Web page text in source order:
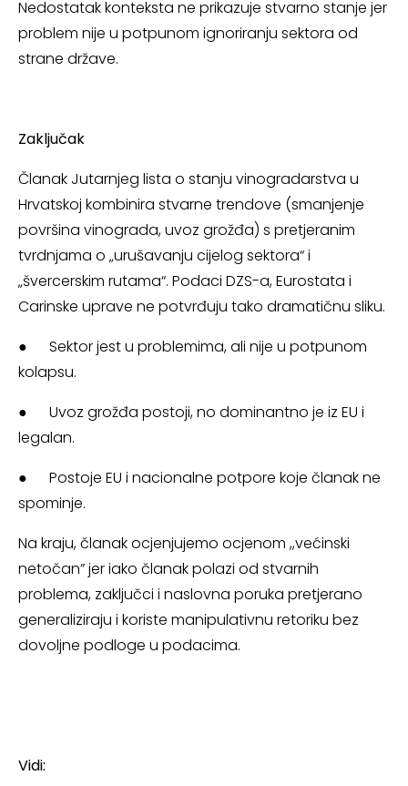
Nedostatak konteksta ne prikazuje stvarno stanje jer
problem nije u potpunom ignoriranju sektora od
strane države.
Zaključak
Članak Jutarnjeg lista o stanju vinogradarstva u
Hrvatskoj kombinira stvarne trendove (smanjenje
površina vinograda, uvoz grožđa) s pretjeranim
tvrdnjama o „urušavanju cijelog sektora“ i
„švercerskim rutama“. Podaci DZS-a, Eurostata i
Carinske uprave ne potvrđuju tako dramatičnu sliku.
● Sektor jest u problemima, ali nije u potpunom
kolapsu.
● Uvoz grožđa postoji, no dominantno je iz EU i
legalan.
● Postoje EU i nacionalne potpore koje članak ne
spominje.
Na kraju, članak ocjenjujemo ocjenom ,,većinski
netočan” jer iako članak polazi od stvarnih
problema, zaključci i naslovna poruka pretjerano
generaliziraju i koriste manipulativnu retoriku bez
dovoljne podloge u podacima.
Vidi: